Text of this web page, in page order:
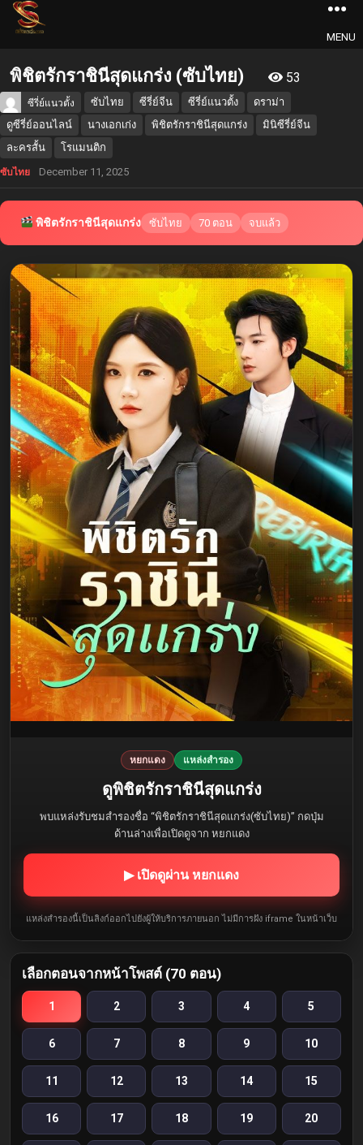
MENU
พิชิตรักราชินีสุดแกร่ง (ซับไทย) 53
ซีรี่ย์แนวตั้ง ซับไทย ซีรี่ย์จีน ซีรี่ย์แนวตั้ง
ดราม่า
ดูซีรี่ย์ออนไลน์
นางเอกเก่ง พิชิตรักราชินีสุดแกร่ง
มินิซีรี่ย์จีน
ละครสั้น
โรแมนติก
ซับไทย December 11, 2025
พิชิตรักราชินีสุดแกร่ง ซับไทย 70 ตอน จบแล้ว
หยกแดง แหล่งสำรอง
ดูพิชิตรักราชินีสุดแกร่ง
พบแหล่งรับชมสำรองชื่อ “พิชิตรักราชินีสุดแกร่ง(ซับไทย)” กดปุ่ม
ด้านล่างเพื่อเปิดดูจาก หยกแดง
▶ เปิดดูผ่าน หยกแดง
แหล่งสำรองนี้เป็นลิงก์ออกไปยังผู้ให้บริการภายนอก ไม่มีการฝัง iframe ในหน้าเว็บ
เลือกตอนจากหน้าโพสต์ (70 ตอน)
1 2 3 4 5
6 7 8 9 10
11 12 13 14 15
16 17 18 19 20